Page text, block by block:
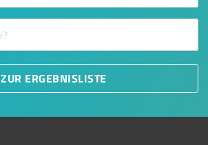
ZUR ERGEBNISLISTE